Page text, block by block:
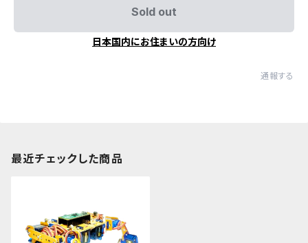
Sold out
日本国内にお住まいの方向け
通報する
最近チェックした商品